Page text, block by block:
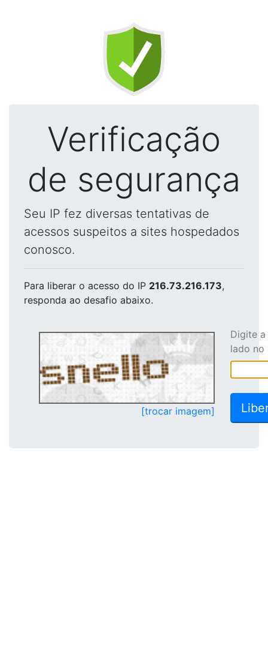
Verificação
de segurança
Seu IP fez diversas tentativas de
acessos suspeitos a sites hospedados
conosco.
Para liberar o acesso do IP 216.73.216.173,
responda ao desafio abaixo.
[trocar imagem]
Digite
lado no